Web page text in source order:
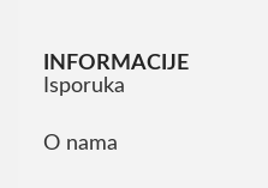
INFORMACIJE
Isporuka
O nama